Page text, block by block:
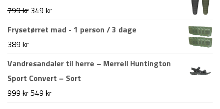
799kr Den
oprindelige
799 kr.
349 krDen
aktuelle
349 kr.
Frysetørret mad - 1 person / 3 dage
389 kr
Vandresandaler til herre – Merrell Huntington
Sport Convert – Sort
999kr Den
549 krDen